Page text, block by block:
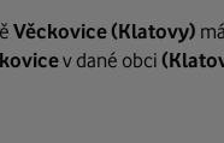
Věckovice(Klatovy)
v dané obci